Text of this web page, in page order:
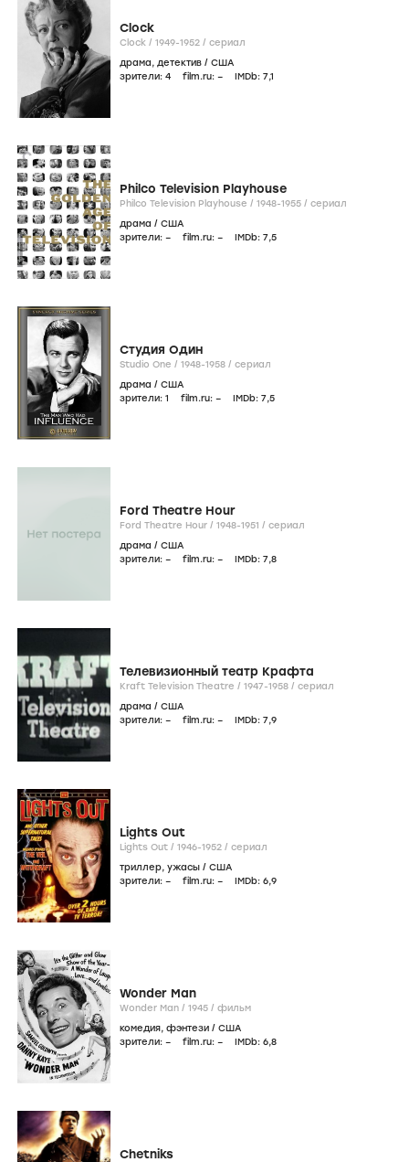
Clock
Clock / 1949-1952 / сериал
драма, детектив / США
зрители: 4 film.ru: – IMDb: 7,1
Philco Television Playhouse
Philco Television Playhouse / 1948-1955 / сериал
драма / США
зрители: – film.ru: – IMDb: 7,5
Студия Один
Studio One / 1948-1958 / сериал
драма / США
зрители: 1 film.ru: – IMDb: 7,5
Ford Theatre Hour
Ford Theatre Hour / 1948-1951 / сериал
драма / США
зрители: – film.ru: – IMDb: 7,8
Телевизионный театр Крафта
Kraft Television Theatre / 1947-1958 / сериал
драма / США
зрители: – film.ru: – IMDb: 7,9
Lights Out
Lights Out / 1946-1952 / сериал
триллер, ужасы / США
зрители: – film.ru: – IMDb: 6,9
Wonder Man
Wonder Man / 1945 / фильм
комедия, фэнтези / США
зрители: – film.ru: – IMDb: 6,8
Chetniks